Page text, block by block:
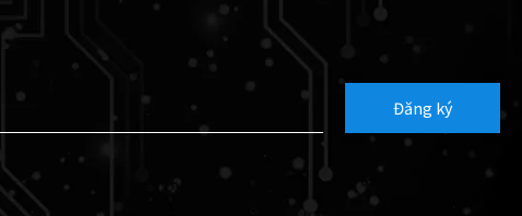
Đăng ký